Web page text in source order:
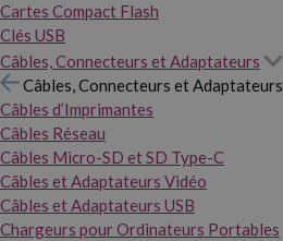
Cartes Compact Flash
Clés USB
Câbles, Connecteurs et Adaptateurs
Câbles, Connecteurs et Adaptateurs
Câbles d’Imprimantes
Câbles Réseau
Câbles Micro-SD et SD Type-C
Câbles et Adaptateurs Vidéo
Câbles et Adaptateurs USB
Chargeurs pour Ordinateurs Portables